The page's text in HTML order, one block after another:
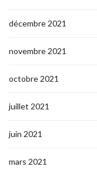
décembre 2021
novembre 2021
octobre 2021
juillet 2021
juin 2021
mars 2021